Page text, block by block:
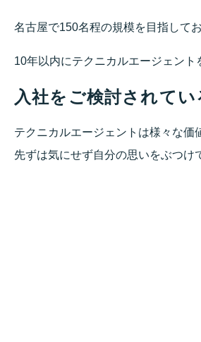
名古屋で150名程の規模を目指して
10年以内にテクニカルエージェント
入社をご検討されてい
テクニカルエージェントは様々な価
先ずは気にせず自分の思いをぶつけ